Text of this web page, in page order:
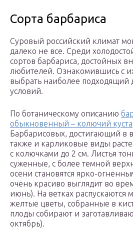
Сорта барбариса
Суровый российский климат
далеко не все. Среди
сортов барбариса, достойных
любителей. Ознакомившись с
выбрать наиболее подходящий
условий.
По ботаническому описанию
обыкновенный – колючий
Барбарисовых, достигающий в
также и карликовые виды
с колючками до 2 см. Листья
суженные, с более темной
осени становятся ярко-
очень красиво выглядит во
июнь). На ветках распускаются
желтые цветы, собранные в
плоды собирают и
октябрь).